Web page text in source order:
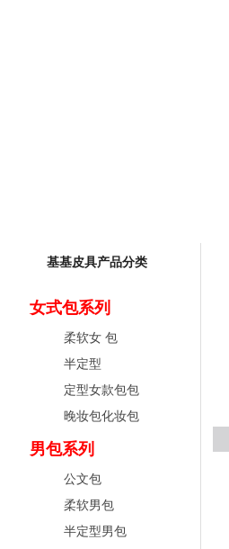
基基皮具产品分类
女式包系列
柔软女 包
半定型
定型女款包包
晚妆包化妆包
男包系列
公文包
柔软男包
半定型男包